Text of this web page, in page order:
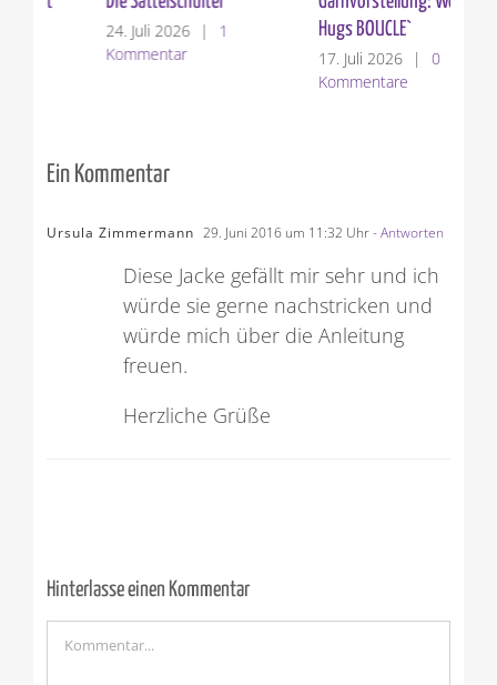
24. Juli 2026
| 1
Kommentar
Hugs BOUCLE`
17. Juli 2026
| 0
Kommentare
Ein Kommentar
Ursula Zimmermann 29. Juni 2016 um 11:32 Uhr- Antworten
Diese Jacke gefällt mir sehr und ich
würde sie gerne nachstricken und
würde mich über die Anleitung
freuen.
Herzliche Grüße
Hinterlasse einen Kommentar
Kommentar